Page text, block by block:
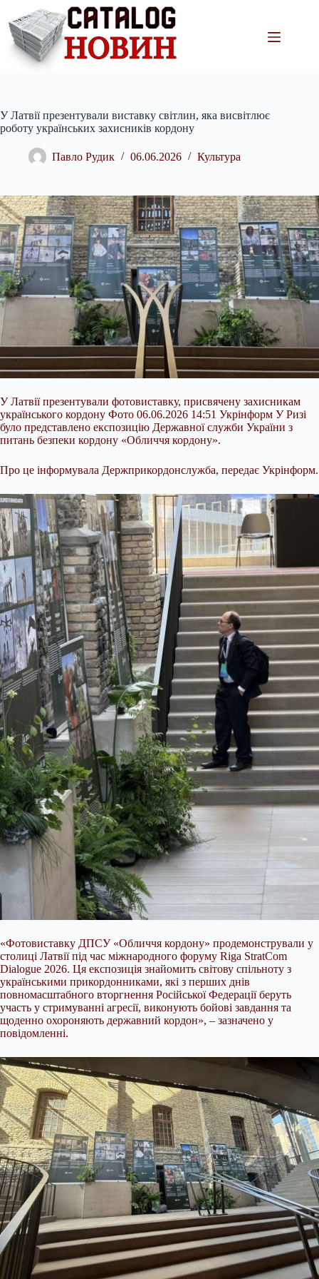
вмісту
У Латвії презентували виставку світлин, яка висвітлює
роботу українських захисників кордону
Павло Рудик 06.06.2026 Культура
У Латвії презентували фотовиставку, присвячену захисникам
українського кордону Фото 06.06.2026 14:51 Укрінформ У Ризі
було представлено експозицію Державної служби України з
питань безпеки кордону «Обличчя кордону».
Про це інформувала Держприкордонслужба, передає Укрінформ.
«Фотовиставку ДПСУ «Обличчя кордону» продемонстрували у
столиці Латвії під час міжнародного форуму Riga StratCom
Dialogue 2026. Ця експозиція знайомить світову спільноту з
українськими прикордонниками, які з перших днів
повномасштабного вторгнення Російської Федерації беруть
участь у стримуванні агресії, виконують бойові завдання та
щоденно охороняють державний кордон», – зазначено у
повідомленні.